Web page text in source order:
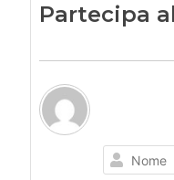
Partecipa